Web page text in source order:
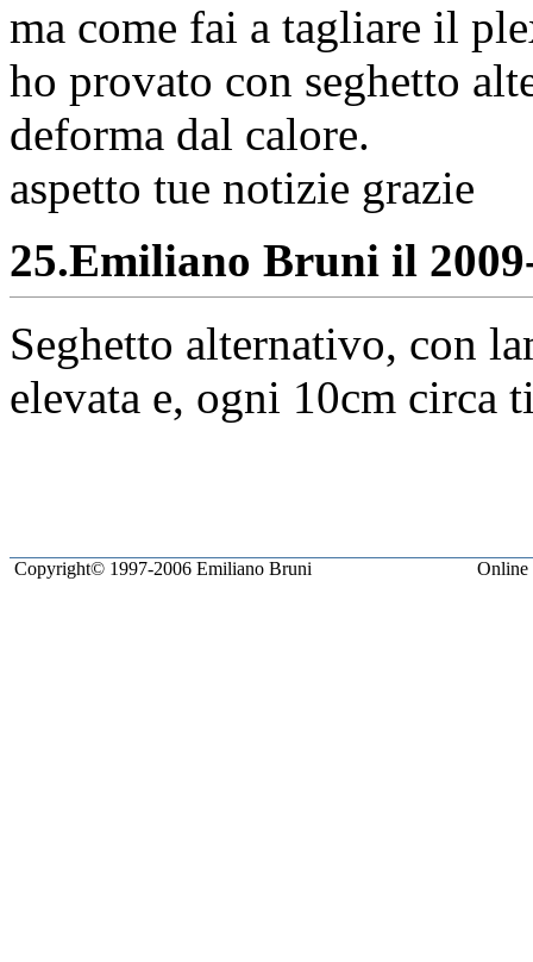
ma come fai a tagliare il
ho provato con seghetto
deforma dal calore.
aspetto tue notizie grazie
25.Emiliano Bruni il
Seghetto alternativo, con
elevata e, ogni 10cm circa
Copyright© 1997-2006 Emiliano Bruni Online